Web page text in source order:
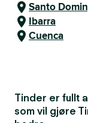
Santo
Ibarra
Cuenca
Tinder er fullt
som vil gjøre